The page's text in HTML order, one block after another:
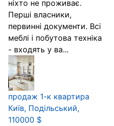
ніхто не проживає.
Перші власники,
первинні документи. Всі
меблі і побутова техніка
- входять у ва...
продаж 1-к квартира
Київ, Подільський,
110000 $